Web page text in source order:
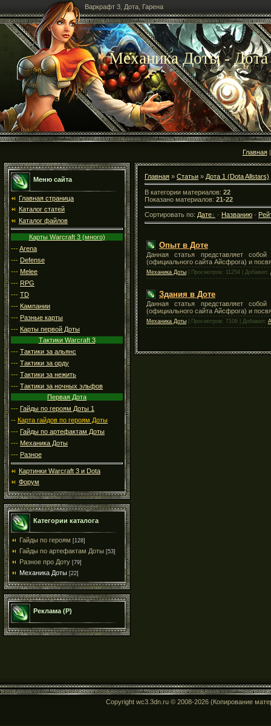
Варкрафт 3, Дота, Гарена
Механика Доты -
Главная
Меню сайта
Главная страница
Каталог статей
Каталог файлов
Карты Warcraft 3 (много)
---Arena
--- Defense
--- Melee
--- RPG
--- TD
--- Кампании
--- Разные карты
--- Карты первой Доты
Тактики Warcraft 3
--- Тактики за альянс
--- Тактики за орду
--- Тактики за нежить
--- Тактики за ночных эльфов
Первая Дота
--- Гайды по героям Доты 1
-- Карта гайдов по героям Доты
--- Гайды по артефактам Доты
--- Механика Доты
--- Разное
Картинки Warcraft 3 и Dota
Форум
Категории каталога
Гайды по героям [128]
Гайды по артефактам Доты [53]
Разное про Доту [79]
Механика Доты [22]
Реклама (Р)
Главная » Статьи » Дота 1 (Dota Allstars)
В категории материалов: 22
Показано материалов: 21-22
Сортировать по: Дате · Названию ·
Опыт в Доте
Данная статья представляет
(официального сайта Айсфрога) и
Механика Доты | Просмотров: 11254 | Добавил:
Здания в Доте
Данная статья представляет
(официального сайта Айсфрога) и
Механика Доты | Просмотров: 7106 | Добавил:
Copyright wc3.3dn.ru © 2008-2026 (Копирование